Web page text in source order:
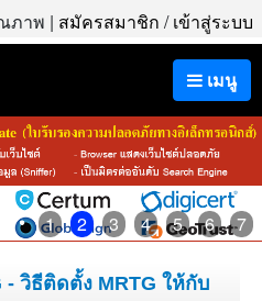
ภาพ | สมัครสมาชิก /เข้าสู่ระบบ
เมนู
1 2 3 4 5 6 7
วิธีติดตั้ง MRTG ให้กับ